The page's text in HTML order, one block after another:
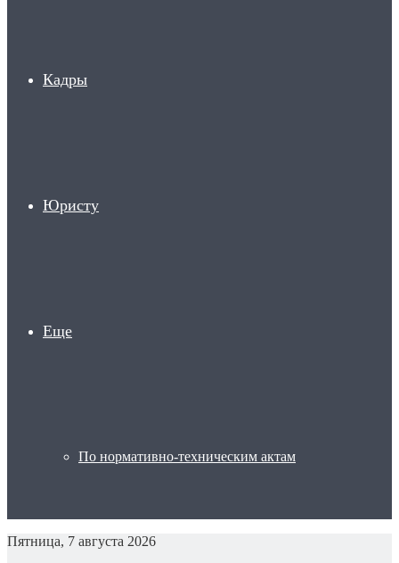
Кадры
Юристу
Еще
По нормативно-техническим актам
Пятница, 7 августа 2026